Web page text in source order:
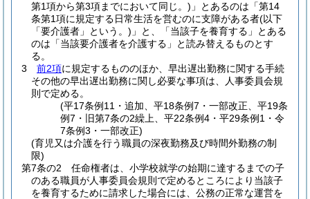
第1項から第3項までにおいて同じ。) 」とあるのは「第14
条第1項に規定する日常生活を営むのに支障がある者(以下
「要介護者」という。) 」と、「当該子を養育する」とある
のは「当該要介護者を介護する」と読み替えるものとす
る。
3
前2項に規定するもののほか、早出遅出勤務に関する手続
その他の早出遅出勤務に関し必要な事項は、人事委員会規
則で定める。
(平17条例11・追加、平18条例7・一部改正、平19条
例7・旧第7条の2繰上、平22条例4・平29条例1・令
7条例3・一部改正)
(育児又は介護を行う職員の深夜勤務及び時間外勤務の制
限)
第7条の2
任命権者は、小学校就学の始期に達するまでの子
のある職員が人事委員会規則で定めるところにより当該子
を養育するために請求した場合には、公務の正常な運営を